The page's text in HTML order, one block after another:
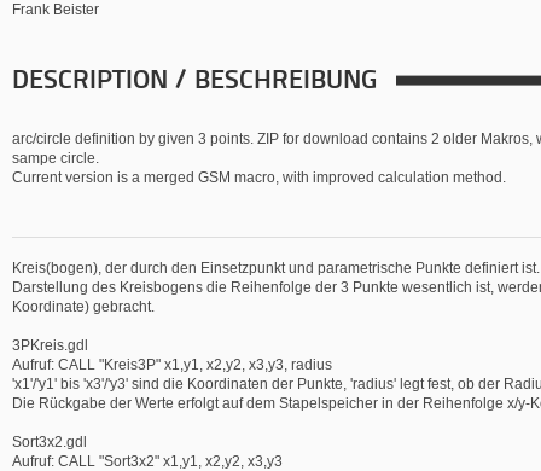
Frank Beister
DESCRIPTION / BESCHREIBUNG
arc/circle definition by given 3 points. ZIP for download contains 2 older
sampe circle.
Current version is a merged GSM macro, with improved calculation method.
Kreis(bogen), der durch den Einsetzpunkt und parametrische Punkte definiert
Darstellung des Kreisbogens die Reihenfolge der 3 Punkte wesentlich ist,
Koordinate) gebracht.
3PKreis.gdl
Aufruf: CALL "Kreis3P" x1,y1, x2,y2, x3,y3, radius
'x1'/'y1' bis 'x3'/'y3' sind die Koordinaten der Punkte, 'radius' legt fest, ob der
Die Rückgabe der Werte erfolgt auf dem Stapelspeicher in der Reihenfolge x/
Sort3x2.gdl
Aufruf: CALL "Sort3x2" x1,y1, x2,y2, x3,y3